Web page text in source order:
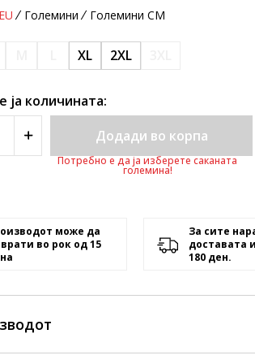
Големини Големини CM
XL 2XL
ја количината:
Додади во корпа
Потребно е да ја изберете саканата
големина!
може да
врати во рок од 15
За сите
доставата
180 ден.